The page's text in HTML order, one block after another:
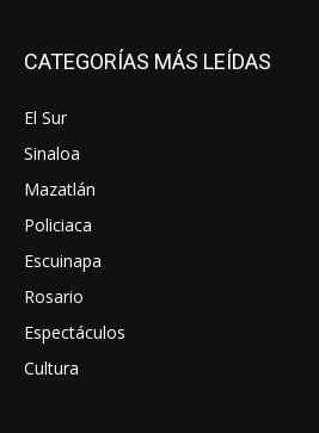
CATEGORÍAS MÁS LEÍDAS
El Sur
Sinaloa
Mazatlán
Policiaca
Escuinapa
Rosario
Espectáculos
Cultura